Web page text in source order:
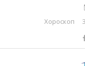
Хороскоп